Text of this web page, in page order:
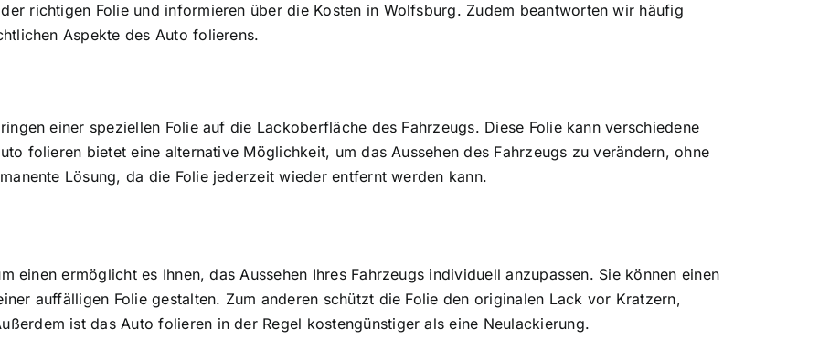
richtigen Folie und informieren über die Kosten in Wolfsburg. Zudem beantworten wir häufig
Aspekte des Auto folierens.
einer speziellen Folie auf die Lackoberfläche des Fahrzeugs. Diese Folie kann verschiedene
folieren bietet eine alternative Möglichkeit, um das Aussehen des Fahrzeugs zu verändern, ohne
Lösung, da die Folie jederzeit wieder entfernt werden kann.
einen ermöglicht es Ihnen, das Aussehen Ihres Fahrzeugs individuell anzupassen. Sie können einen
auffälligen Folie gestalten. Zum anderen schützt die Folie den originalen Lack vor Kratzern,
ist das Auto folieren in der Regel kostengünstiger als eine Neulackierung.